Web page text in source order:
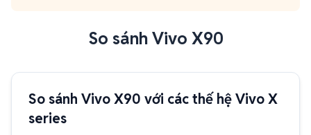
So sánh Vivo X90
So sánh Vivo X90 với các thế hệ Vivo X
series